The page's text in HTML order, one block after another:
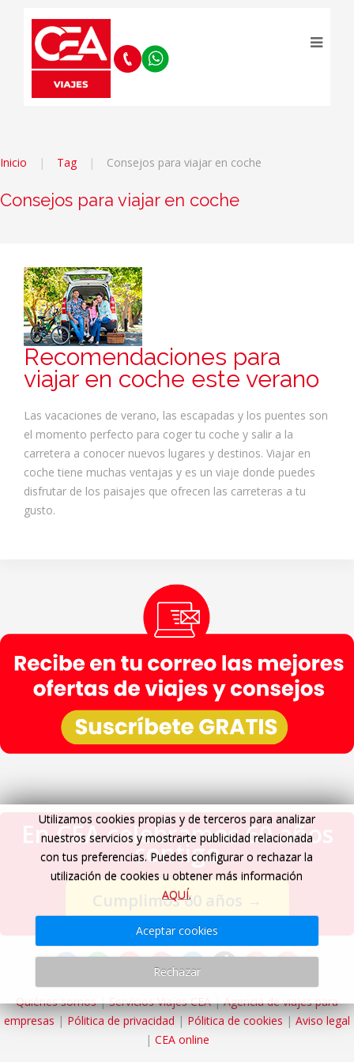
Inicio Tag Consejos para viajar en coche
Consejos para viajar en coche
Recomendaciones para
viajar en coche este verano
Las vacaciones de verano, las escapadas y los puentes son
el momento perfecto para coger tu coche y salir a la
carretera a conocer nuevos lugares y destinos. Viajar en
coche tiene muchas ventajas y es un viaje donde puedes
disfrutar de los paisajes que ofrecen las carreteras a tu
gusto.
En CEA celebramos 60 años
contigo
Cumplimos 60 años →
Quiénes somos|Servicios Viajes CEA|Agencia de viajes para
empresas | Pólitica de privacidad | Pólitica de cookies | Aviso legal
| CEA online
Utilizamos cookies propias y de terceros para analizar
nuestros servicios y mostrarte publicidad relacionada
con tus preferencias. Puedes configurar o rechazar la
utilización de cookies u obtener más información
AQUÍ.
Aceptar cookies
Rechazar